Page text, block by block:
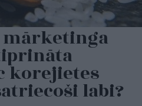
mārketinga
korejietes
labi?